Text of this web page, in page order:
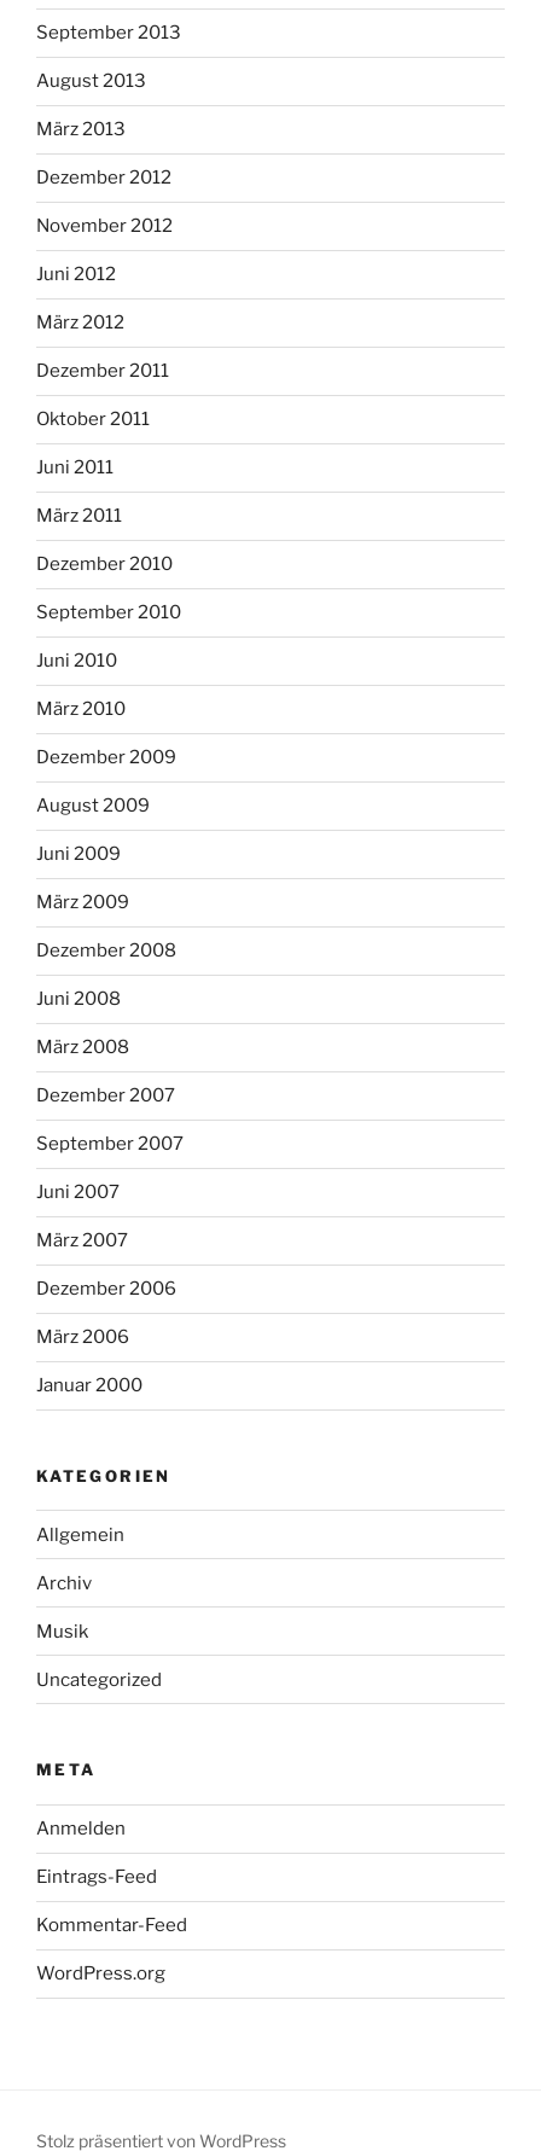
September 2013
August 2013
März 2013
Dezember 2012
November 2012
Juni 2012
März 2012
Dezember 2011
Oktober 2011
Juni 2011
März 2011
Dezember 2010
September 2010
Juni 2010
März 2010
Dezember 2009
August 2009
Juni 2009
März 2009
Dezember 2008
Juni 2008
März 2008
Dezember 2007
September 2007
Juni 2007
März 2007
Dezember 2006
März 2006
Januar 2000
KATEGORIEN
Allgemein
Archiv
Musik
Uncategorized
META
Anmelden
Eintrags-Feed
Kommentar-Feed
WordPress.org
Stolz präsentiert von WordPress